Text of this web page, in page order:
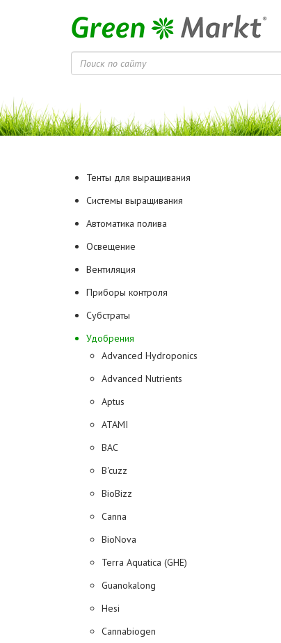
Тенты для выращивания
Системы выращивания
Автоматика полива
Освещение
Вентиляция
Приборы контроля
Субстраты
Удобрения
Advanced Hydroponics
Advanced Nutrients
Aptus
ATAMI
BAC
B'cuzz
BioBizz
Canna
BioNova
Terra Aquatica (GHE)
Guanokalong
Hesi
Cannabiogen